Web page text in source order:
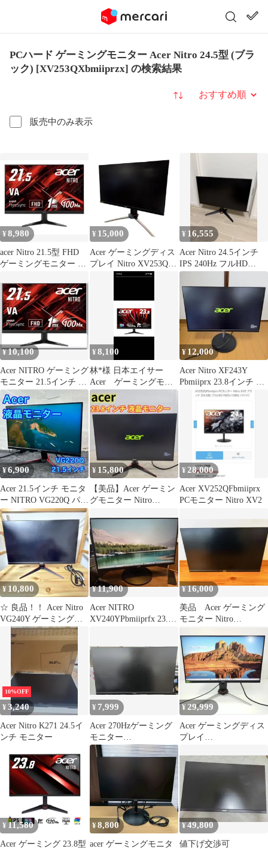
PCハード ゲーミングモニター Acer Nitro 24.5型 (ブラ
ック) [XV253QXbmiiprzx] の検索結果
販売中のみ表示
並び替え
¥8,980
acer Nitro 21.5型 FHD
ゲーミングモニター フ
¥ 15,000
Acer ゲーミングディス
プレイ Nitro XV253Q
Xbmiiprzx 24.5型ワイド
HDMI USB3.0 エイサー
モニター パソコン ゲー
ム 中古 W1
¥ 16,555
Acer Nitro 24.5インチ
IPS 240Hz フルHD
0.5ms
¥10,100
Acer NITRO ゲーミング
モニター 21.5インチ 本
体
¥8,100
林*様 日本エイサー
Acer ゲーミングモニ
ター Nitro 23.8インチ
¥ 12,000
Acer Nitro XF243Y
Pbmiiprx 23.8インチ ゲ
ーミング
¥6,900
Acer 21.5インチ モニタ
ー NITRO VG220Q パソ
コン s9
¥ 15,800
【美品】Acer ゲーミン
グモニター Nitro
¥28,000
Acer XV252QFbmiiprx
PCモニター Nitro XV2
¥ 10,800
☆ 良品！！ Acer Nitro
VG240Y ゲーミングモ
ニター エイサー
¥11,900
Acer NITRO
XV240YPbmiiprfx 23.8
¥16,000
美品 Acer ゲーミング
モニター Nitro
VG252QXbmiipx
10%OFF
¥3,240
Acer Nitro K271 24.5イ
ンチ モニター
¥ 7,999
Acer 270Hzゲーミング
モニター
XV241YX【画面ノイズ
あり】ジャンク
¥29,999
Acer ゲーミングディス
プレイ
型
¥ 11,580
Acer ゲーミング 23.8型
¥8,800
acer ゲーミングモニタ
¥49,800
値下げ交渉可